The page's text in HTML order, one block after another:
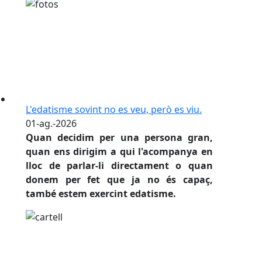
L'edatisme sovint no es veu, però es viu.
01-ag.-2026
Quan decidim per una persona gran,
quan ens dirigim a qui l'acompanya en
lloc de parlar-li directament o quan
donem per fet que ja no és capaç,
també estem exercint edatisme.